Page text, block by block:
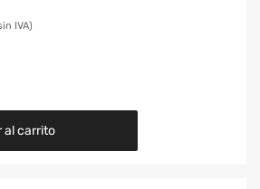
al carrito